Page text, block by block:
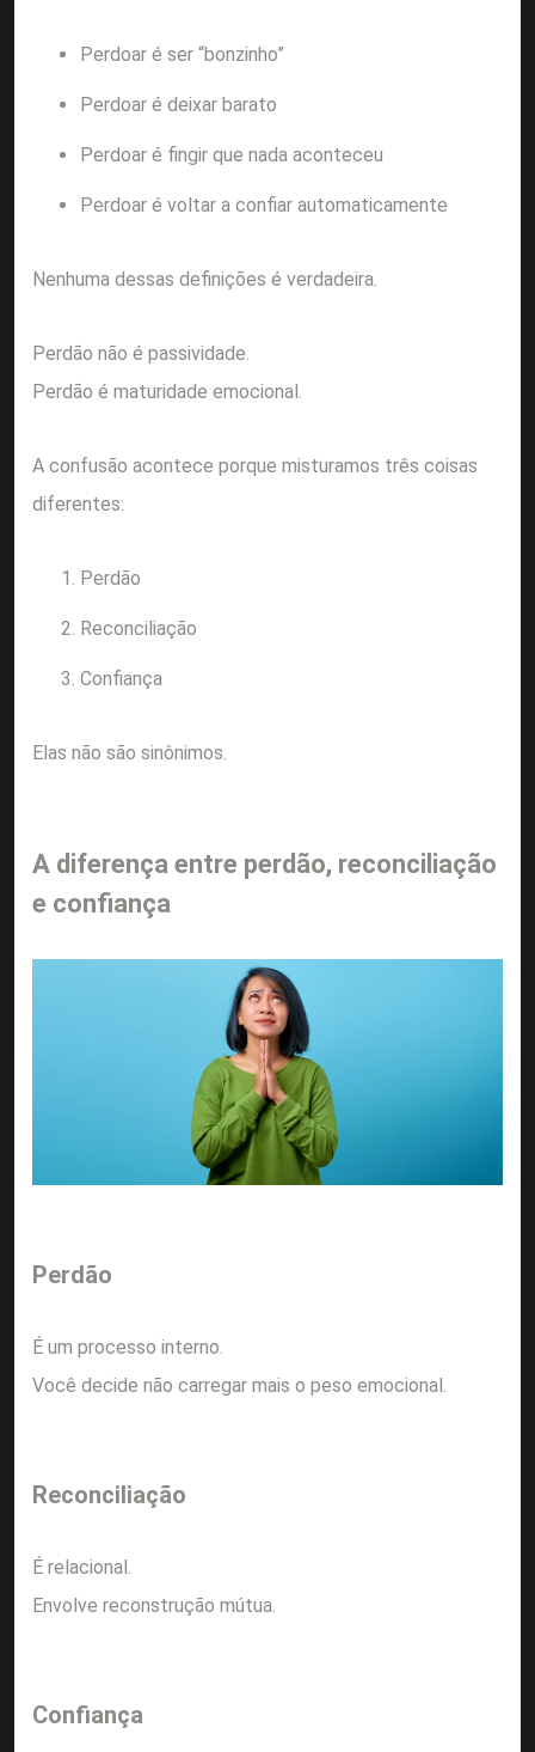
Perdoar é ser “bonzinho”
Perdoar é deixar barato
Perdoar é fingir que nada aconteceu
Perdoar é voltar a confiar automaticamente
Nenhuma dessas definições é verdadeira.
Perdão não é passividade.
Perdão é maturidade emocional.
A confusão acontece porque misturamos três coisas
diferentes:
Perdão
Reconciliação
Confiança
Elas não são sinônimos.
A diferença entre perdão, reconciliação
e confiança
Perdão
É um processo interno.
Você decide não carregar mais o peso emocional.
Reconciliação
É relacional.
Envolve reconstrução mútua.
Confiança